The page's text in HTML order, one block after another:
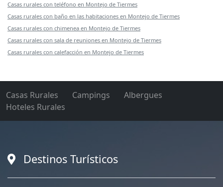
Casas rurales con teléfono en Montejo de Tiermes
Casas rurales con baño en las habitaciones en Montejo de Tiermes
Casas rurales con chimenea en Montejo de Tiermes
Casas rurales con sala de reuniones en Montejo de Tiermes
Casas rurales con calefacción en Montejo de Tiermes
Casas Rurales Campings
Albergues
Hoteles Rurales
Destinos Turísticos